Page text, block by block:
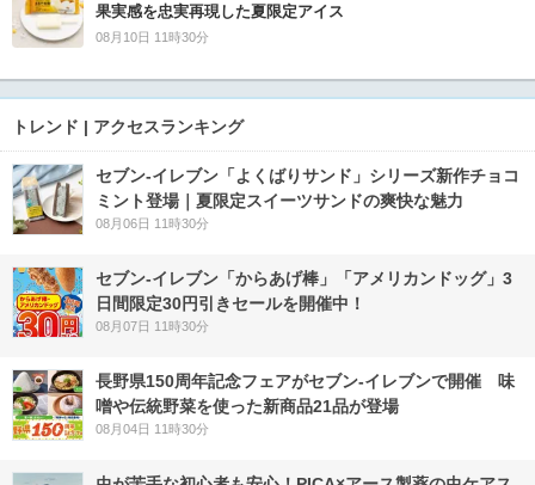
果実感を忠実再現した夏限定アイス
08月10日 11時30分
トレンド | アクセスランキング
セブン‐イレブン「よくばりサンド」シリーズ新作チョコ
ミント登場｜夏限定スイーツサンドの爽快な魅力
08月06日 11時30分
セブン‐イレブン「からあげ棒」「アメリカンドッグ」3
日間限定30円引きセールを開催中！
08月07日 11時30分
長野県150周年記念フェアがセブン-イレブンで開催 味
噌や伝統野菜を使った新商品21品が登場
08月04日 11時30分